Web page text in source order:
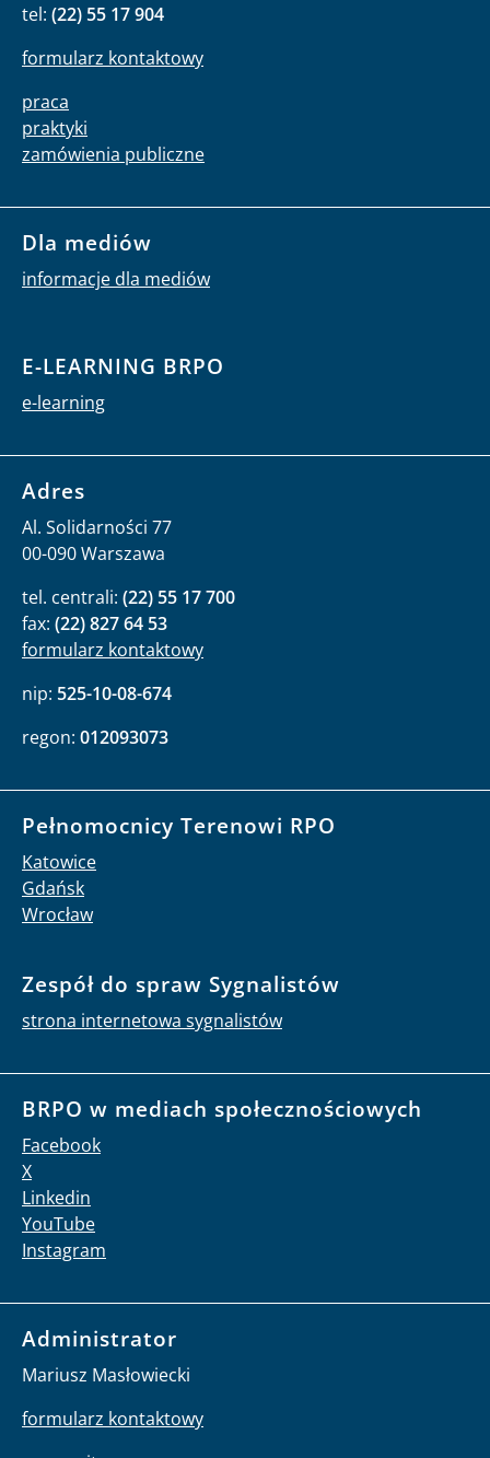
tel: (22) 55 17 904
formularz kontaktowy
praca
praktyki
zamówienia publiczne
Dla mediów
informacje dla mediów
E-LEARNING BRPO
e-learning
Adres
Al. Solidarności 77
00-090 Warszawa
tel. centrali: (22) 55 17 700
fax: (22) 827 64 53
formularz kontaktowy
nip: 525-10-08-674
regon: 012093073
Pełnomocnicy Terenowi RPO
Katowice
Gdańsk
Wrocław
Zespół do spraw Sygnalistów
strona internetowa sygnalistów
BRPO w mediach społecznościowych
Facebook
X
Linkedin
YouTube
Instagram
Administrator
Mariusz Masłowiecki
formularz kontaktowy